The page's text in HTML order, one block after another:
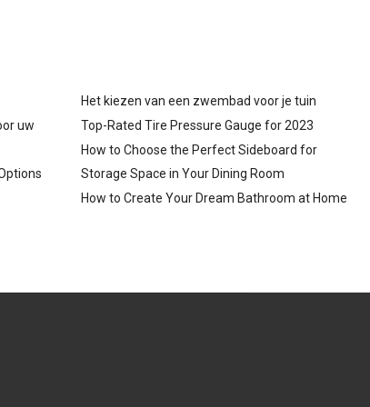
uw
Het kiezen van een zwembad voor je tuin
Top-Rated Tire Pressure Gauge for 2023
How to Choose the Perfect Sideboard for
Storage Space in Your Dining Room
How to Create Your Dream Bathroom at Home